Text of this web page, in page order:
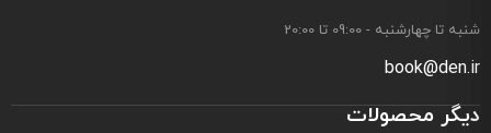
شنبه تا چهارشنبه - 09:00 تا 20:00
book@den.ir
دیگر محصولات